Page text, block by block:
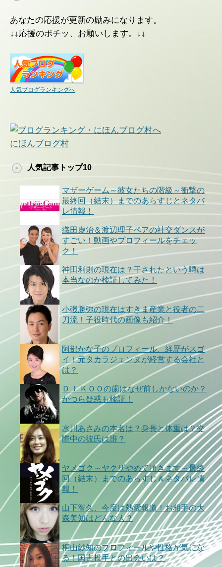
あなたの応援が更新の励みになります。
↓↓応援のポチッ、お願いします。↓↓
人気ブログランキングへ
にほんブログ村
人気記事トップ10
マザーゲーム～彼女たちの階級～衝撃の
最終回（結末）までのあらすじとネタバ
レ情報！
織田慶治＆渡辺理子ペアの社交ダンスが
すごい！動画やプロフィールをチェッ
ク！
神田利則の現在は？干されたという噂は
本当なのか検証してみた！
小磯勝弥の現在はすきま産業と役者の二
刀流！子役時代の画像も紹介！
阿部かな子のプロフィール、経歴がスゴ
イ！元タカラジェンヌが経営する会社と
は？
ＤＪ ＫＯＯの歯はなぜ前しかないのか？
かつら疑惑も検証！
水川あさみの本名は？身長と体重は？交
際中の彼氏は誰？
ヤメゴク～ヤクザやめて頂きます～最終
回（結末）までのあらすじ＆ネタバレ情
報！
山下智久、今度は熱愛報道！お相手の大
森美知はどんな人？
桐山紗知のプロフィールや性格が気にな
る！国吉投手との出会いは？